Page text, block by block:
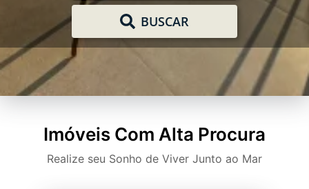
BUSCAR
Imóveis Com Alta Procura
Realize seu Sonho de Viver Junto ao Mar